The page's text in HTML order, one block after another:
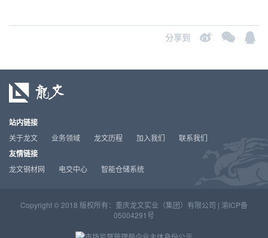
分享到
站内链接
关于龙文 业务领域 龙文历程 加入我们 联系我们
友情链接
龙文钢材网 电交中心 智能仓储系统
Copyright © 2018 版权所有：重庆龙文实业（集团）有限公司 | 渝ICP备
05004291号